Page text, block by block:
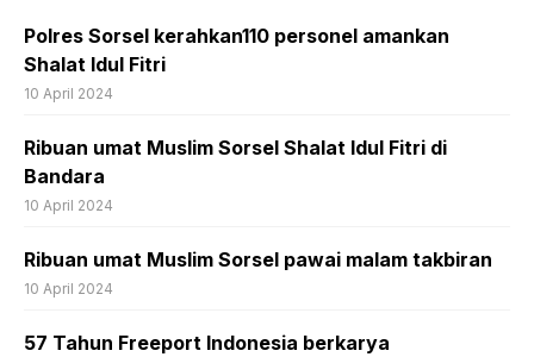
Polres Sorsel kerahkan110 personel amankan
Shalat Idul Fitri
10 April 2024
Ribuan umat Muslim Sorsel Shalat Idul Fitri di
Bandara
10 April 2024
Ribuan umat Muslim Sorsel pawai malam takbiran
10 April 2024
57 Tahun Freeport Indonesia berkarya